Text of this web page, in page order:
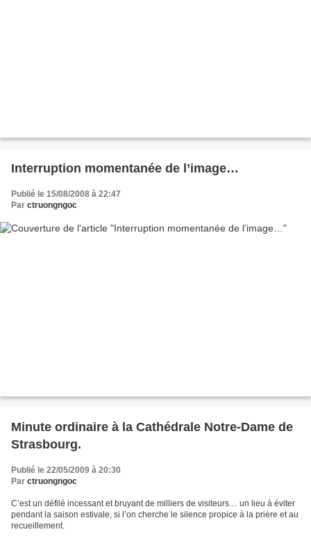
Interruption momentanée de l’image…
Publié le 15/08/2008 à 22:47
Par ctruongngoc
Minute ordinaire à la Cathédrale Notre-Dame de
Strasbourg.
Publié le 22/05/2009 à 20:30
Par ctruongngoc
C’est un défilé incessant et bruyant de milliers de visiteurs… un lieu à éviter
pendant la saison estivale, si l’on cherche le silence propice à la prière et au
recueillement.